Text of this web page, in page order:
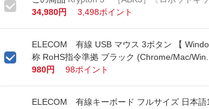
34,980円
3,498ポイント
ELECOM 有線 USB マウス 3ボタン 【
称 RoHS指令準拠 ブラック (Chrome/Mac/Win...
980円
98ポイント
ELECOM 有線キーボード フルサイズ 日本語